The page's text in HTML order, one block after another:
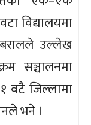
विद्यालयमा
उल्लेख
सञ्चालनमा
वटै जिल्लामा
भने ।